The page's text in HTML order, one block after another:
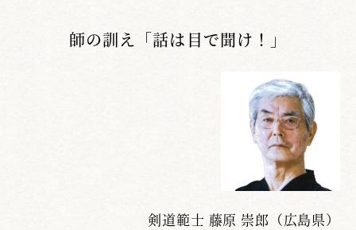
師の訓え「話は目で聞け！」
剣道範士 藤原 崇郎（広島県）